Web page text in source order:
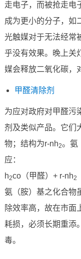
走电子，而被抢走电
成为更小的分子，如
光触媒对于无法经常
乎没有效果。晚上关
媒会释放二氧化碳，
甲醛清除剂
为应对政府对甲醛污
剂及类似产品。它们
物；结构为r-nh2。氨
应：
h2co（甲醛）+ r-nh2
氨（胺）基之化合物
除效率高，故在市面
耗损，必须长期重添
毒。